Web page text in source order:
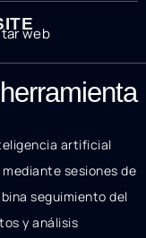
web
artificial
sesiones de
seguimiento del
y análisis